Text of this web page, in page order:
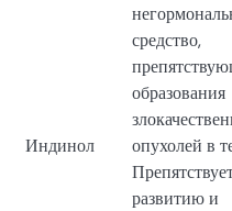
Индинол
средство,
образования
опухолей в
развитию и